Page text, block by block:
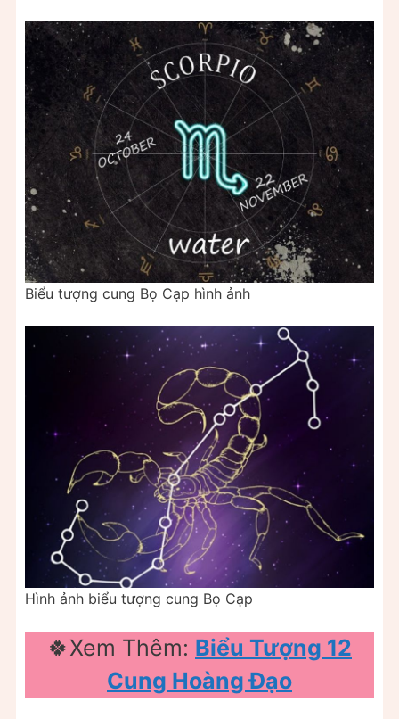
Biểu tượng cung Bọ Cạp hình ảnh
Hình ảnh biểu tượng cung Bọ Cạp
🍀Xem Thêm: Biểu Tượng 12
Cung Hoàng Đạo